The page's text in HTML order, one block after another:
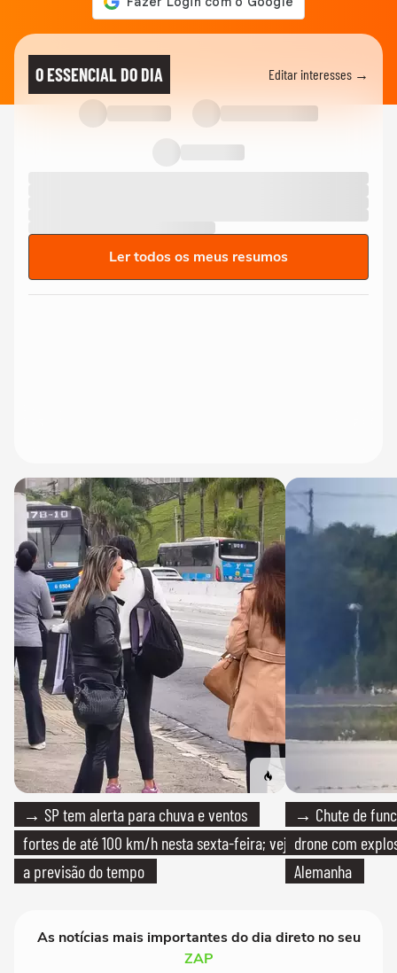
O ESSENCIAL DO DIA Editar interesses →
Ler todos os meus resumos
→ SP tem alerta para chuva e ventos
fortes de até 100 km/h nesta sexta-feira; veja
a previsão do tempo
→ Chute de
drone com
Alemanha
As notícias mais importantes do dia direto no seu
ZAP